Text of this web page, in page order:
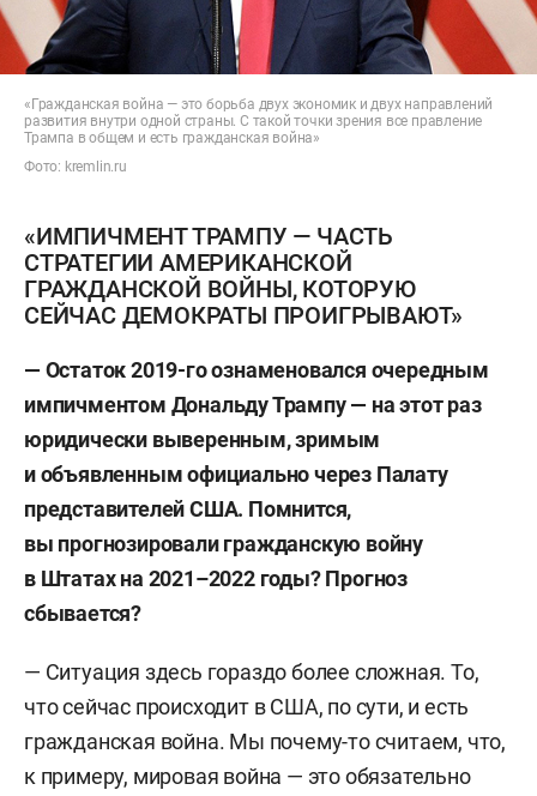
«Гражданская война — это борьба двух экономик и двух направлений
развития внутри одной страны. С такой точки зрения все правление
Трампа в общем и есть гражданская война»
Фото: kremlin.ru
«ИМПИЧМЕНТ ТРАМПУ — ЧАСТЬ
СТРАТЕГИИ АМЕРИКАНСКОЙ
ГРАЖДАНСКОЙ ВОЙНЫ, КОТОРУЮ
СЕЙЧАС ДЕМОКРАТЫ ПРОИГРЫВАЮТ»
— Остаток 2019-го ознаменовался очередным
импичментом Дональду Трампу — на этот раз
юридически выверенным, зримым
и объявленным официально через Палату
представителей США. Помнится,
вы прогнозировали гражданскую войну
в Штатах на 2021–2022 годы? Прогноз
сбывается?
— Ситуация здесь гораздо более сложная. То,
что сейчас происходит в США, по сути, и есть
гражданская война. Мы почему-то считаем, что,
к примеру, мировая война — это обязательно